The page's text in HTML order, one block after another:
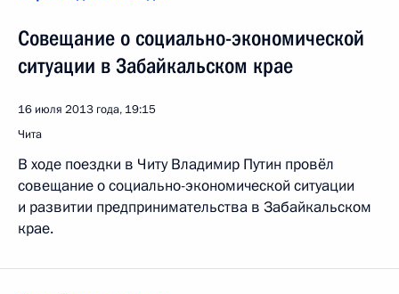
Совещание о социально-экономической
ситуации в Забайкальском крае
16 июля 2013 года, 19:15
Чита
В ходе поездки в Читу Владимир Путин провёл
совещание о социально-экономической ситуации
и развитии предпринимательства в Забайкальском
крае.